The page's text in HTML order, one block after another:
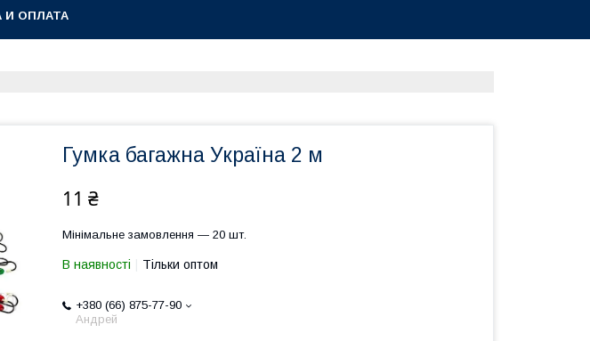
И ОПЛАТА
Гумка багажна Україна 2 м
11 ₴
Мінімальне замовлення — 20 шт.
В наявності Тільки оптом
+380 (66) 875-77-90
Андрей